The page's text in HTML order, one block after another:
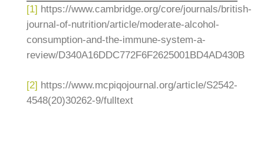
[1] https://www.cambridge.org/core/journals/british-
journal-of-nutrition/article/moderate-alcohol-
consumption-and-the-immune-system-a-
review/D340A16DDC772F6F2625001BD4AD430B
[2] https://www.mcpiqojournal.org/article/S2542-
4548(20)30262-9/fulltext